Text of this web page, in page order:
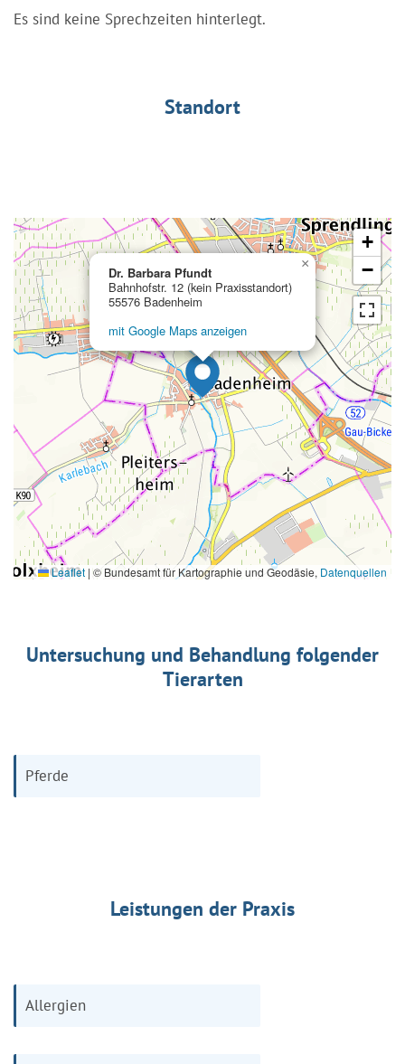
Es sind keine Sprechzeiten hinterlegt.
Standort
Dr. Barbara Pfundt
Bahnhofstr. 12 (kein Praxisstandort)
55576 Badenheim
mit Google Maps anzeigen
×
+
−
Leaflet | © Bundesamt für Kartographie und Geodäsie, Datenquellen
Untersuchung und Behandlung folgender
Tierarten
Pferde
Leistungen der Praxis
Allergien